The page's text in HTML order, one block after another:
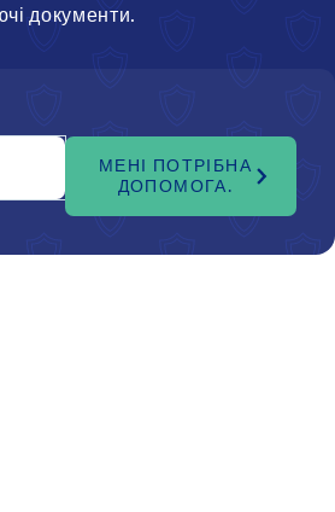
документи.
МЕНІ ПОТРІБНА
ДОПОМОГА.